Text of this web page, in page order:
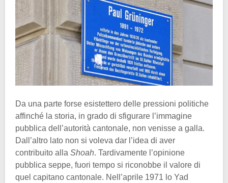
Da una parte forse esistettero delle pressioni politiche
affinché la storia, in grado di sfigurare l’immagine
pubblica dell’autorità cantonale, non venisse a galla.
Dall’altro lato non si voleva dar l’idea di aver
contribuito alla Shoah. Tardivamente l’opinione
pubblica seppe, fuori tempo si riconobbe il valore di
quel capitano cantonale. Nell’aprile 1971 lo Yad